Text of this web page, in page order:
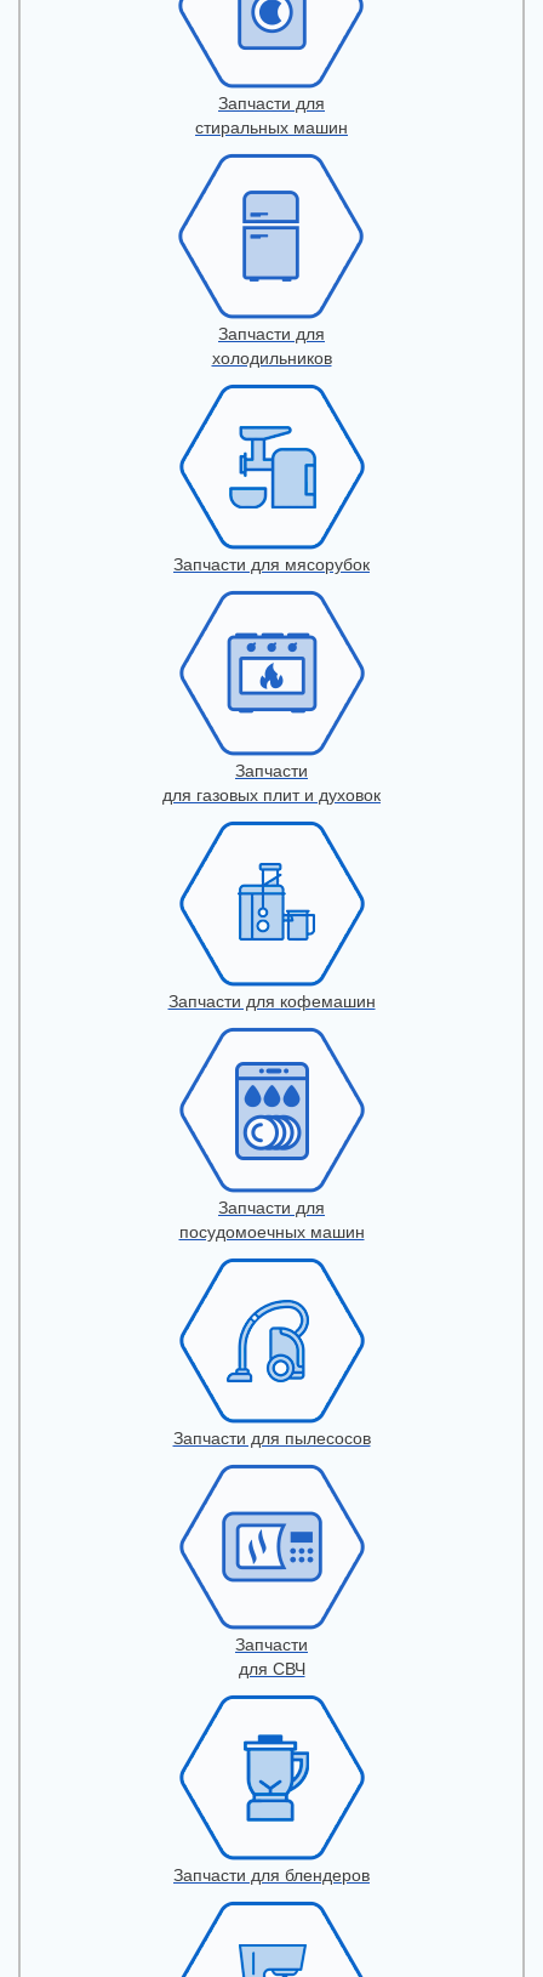
Запчасти для
стиральных машин
Запчасти для
холодильников
Запчасти для мясорубок
Запчасти
для газовых плит и духовок
Запчасти для кофемашин
Запчасти для
посудомоечных машин
Запчасти для пылесосов
Запчасти
для СВЧ
Запчасти для блендеров